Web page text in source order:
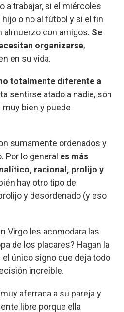
a trabajar, si el miércoles
o no al fútbol y si el fin
almuerzo con amigos. Se
organizarse,
en su vida.
totalmente diferente a
sentirse atado a nadie, son
muy bien y puede
sumamente ordenados y
Por lo general es más
racional, prolijo y
hay otro tipo de
y desordenado (y eso
Virgo les acomodara las
de los placares? Hagan la
el único signo que deja todo
increíble.
aferrada a su pareja y
libre porque ella